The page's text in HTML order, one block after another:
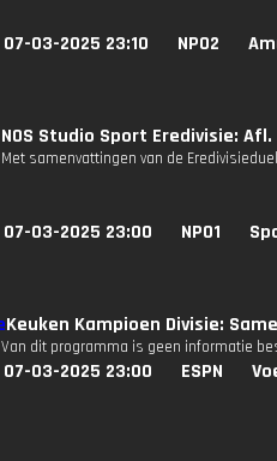
07-03-2025 23:10 NPO2
NOS Studio Sport Eredivisie: Afl.
Met samenvattingen van de
07-03-2025 23:00 NPO1
Keuken Kampioen Divisie:
Van dit programma is geen informatie
07-03-2025 23:00 ESPN